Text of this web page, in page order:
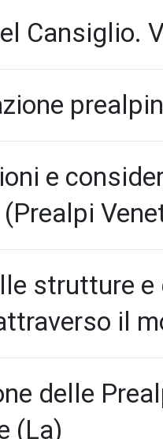
Cansiglio.
e
strutture
il
delle
(La)